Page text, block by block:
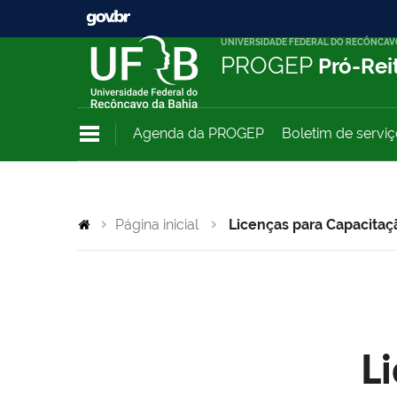
UNIVERSIDADE FEDERAL DO
PROGEP Pró-
Agenda da PROGEP Boletim de
Página inicial Licenças para